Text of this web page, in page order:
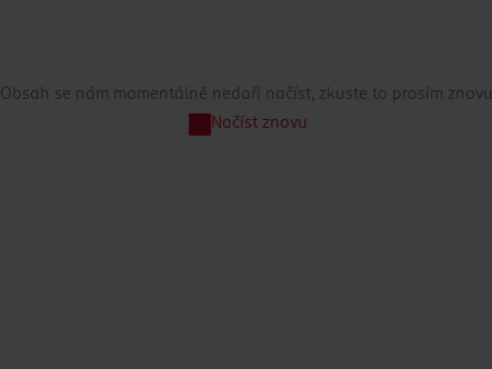
Obsah se nám momentálně nedaří načíst, zkuste to prosím znovu.
Načíst znovu